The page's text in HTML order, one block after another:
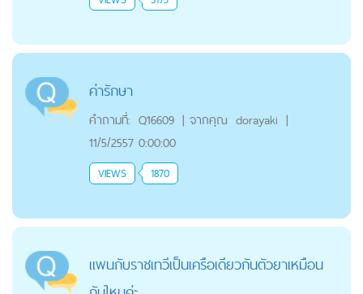
ค่ารักษา
คำถามที่: Q16609 | จากคุณ dorayaki |
11/5/2557 0:00:00
VIEWS 1870
แพนกับราชเทวีเป็นเครือเดียวกันตัวยาเหมือน